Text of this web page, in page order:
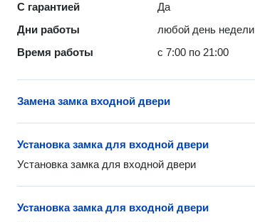
С гарантией
Да
Дни работы
любой день недели
Время работы
с 7:00 по 21:00
Замена замка входной двери
Установка замка для входной двери
Установка замка для входной двери
Установка замка для входной двери